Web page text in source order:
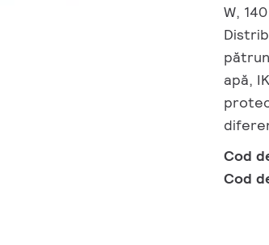
W,
apă,
Cod
Cod